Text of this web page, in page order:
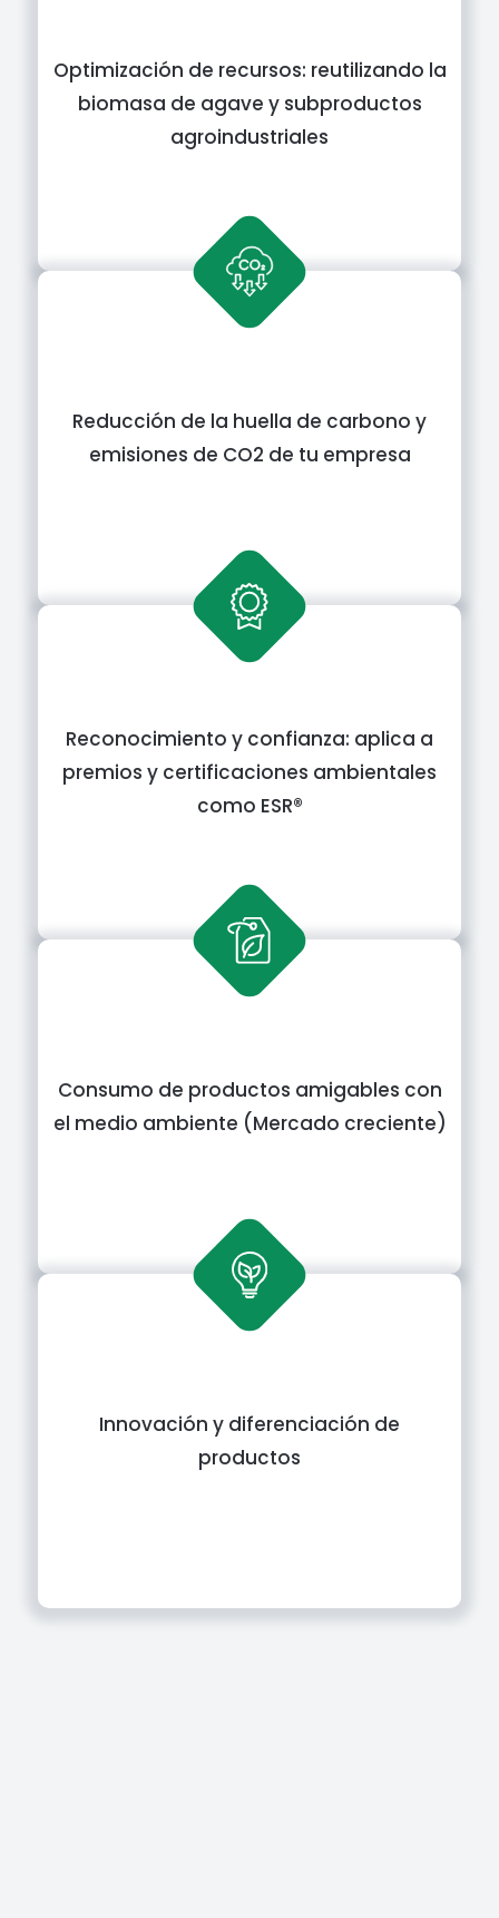
Optimización de recursos: reutilizando la
biomasa de agave y subproductos
agroindustriales
Reducción de la huella de carbono y
emisiones de CO2 de tu empresa
Reconocimiento y confianza: aplica a
premios y certificaciones ambientales
como ESR®
Consumo de productos amigables con
el medio ambiente (Mercado creciente)
Innovación y diferenciación de
productos